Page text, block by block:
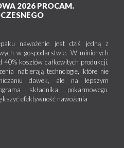
2026 PROCAM.
nawożenie jest dziś jedną z
w gospodarstwie. W minionych
40% kosztów całkowitych produkcji.
nabierają technologie, które nie
dawek, ale na lepszym
składnika pokarmowego.
efektywność nawożenia